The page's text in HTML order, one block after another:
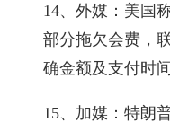
14、外媒：美国
部分拖欠会费，
确金额及支付时间
15、加媒：特朗